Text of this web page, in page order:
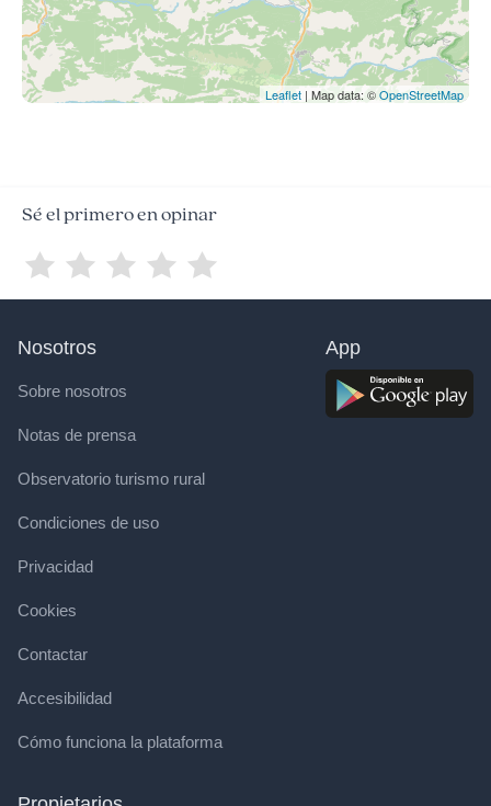
Leaflet | Map data: ©OpenStreetMap
Sé el primero en opinar
Nosotros
Sobre nosotros
Notas de prensa
Observatorio turismo rural
Condiciones de uso
Privacidad
Cookies
Contactar
Accesibilidad
Cómo funciona la plataforma
App